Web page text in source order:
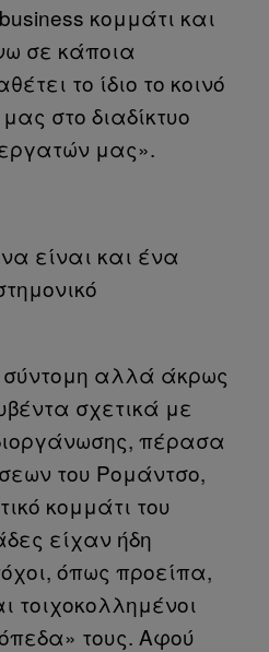
κομμάτι και
σε κάποια
το ίδιο το κοινό
στο διαδίκτυο
μας».
είναι και ένα
αλλά άκρως
σχετικά με
πέρασα
του Ρομάντσο,
κομμάτι του
είχαν ήδη
όπως προείπα,
τοιχοκολλημένοι
τους. Αφού